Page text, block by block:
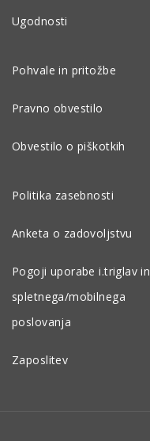
Ugodnosti
Pohvale in pritožbe
Pravno obvestilo
Obvestilo o piškotkih
Politika zasebnosti
Anketa o zadovoljstvu
Pogoji uporabe i.triglav in
spletnega/mobilnega
poslovanja
Zaposlitev